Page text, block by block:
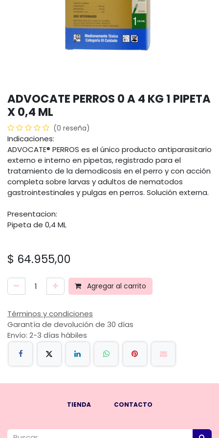
ADVOCATE PERROS 0 A 4 KG 1 PIPETA
X 0,4 ML
(0 reseña)
Indicaciones:
ADVOCATE® PERROS es el único producto antiparasitario
externo e interno en pipetas, registrado para el
tratamiento de la demodicosis en el perro y con acción
completa sobre larvas y adultos de nematodos
gastrointestinales y pulgas en perros. Solución externa.
Presentacion:
Pipeta de 0,4 ML
$ 64.955,00
Agregar al carrito
Términos y condiciones
Garantía de devolución de 30 días
Envío: 2-3 días hábiles
TIENDA CONTACTO